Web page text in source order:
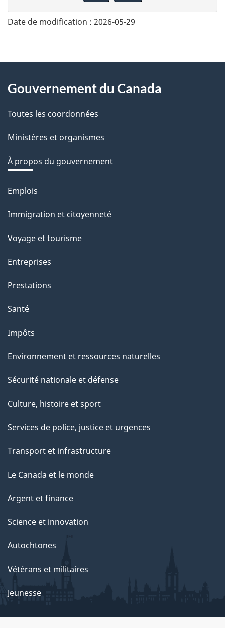
n
v
o
t
r
r
é
t
r
a
c
i
o
s
u
c
e
t
e
a
g
Date de modification : 2026-05-29
About
this
site
Gouvernement du Canada
Toutes les coordonnées
Ministères et organismes
À propos du gouvernement
Thèmes
sujets
Emplois
Immigration et citoyenneté
Voyage et tourisme
Entreprises
Prestations
Santé
Impôts
Environnement et ressources naturelles
Sécurité nationale et défense
Culture, histoire et sport
Services de police, justice et urgences
Transport et infrastructure
Le Canada et le monde
Argent et finance
Science et innovation
Autochtones
Vétérans et militaires
Jeunesse